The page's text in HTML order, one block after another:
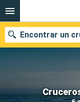
Encontrar un
Nuestros